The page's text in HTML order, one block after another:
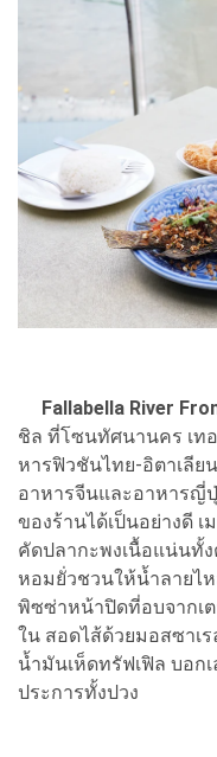
Fallabella River
ชิล ที่โซนทัศนานคร เท
หารฟิวชันไทย-อิตาเลีย
อาหารจีนและอาหารญี่
ของร้านได้เป็นอย่างดี
คัดปลากะพงเนื้อแน่นทั้
หอมยั่วชวนให้น้ำลายไห
พิซซ่าหน้าปิดที่อบจากเ
ใน สอดไส้ด้วยมอสซาเ
น้ำมันเห็ดทรัฟเฟิล บอก
ประการทั้งปวง